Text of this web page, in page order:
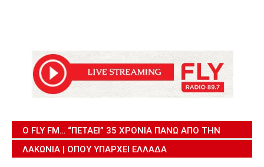
Ο FLY FM… “ΠΕΤΆΕΙ” 35 ΧΡΌΝΙΑ ΠΆΝΩ ΑΠΌ ΤΗΝ
ΛΑΚΩΝΊΑ | ΌΠΟΥ ΥΠΆΡΧΕΙ ΕΛΛΆΔΑ